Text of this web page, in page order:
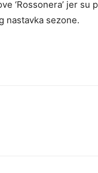
‘Rossonera’ jer
nastavka sezone.